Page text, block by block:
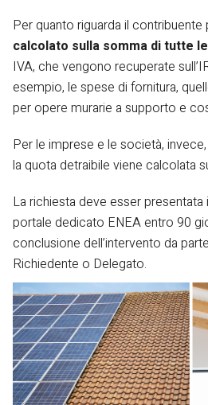
Per quanto riguarda il contribuente
calcolato sulla somma di tutte
IVA, che vengono recuperate
esempio, le spese di fornitura,
per opere murarie a supporto e
Per le imprese e le società,
la quota detraibile viene calcolata
La richiesta deve esser presentata
portale dedicato ENEA entro 90
conclusione dell’intervento da
Richiedente o Delegato.